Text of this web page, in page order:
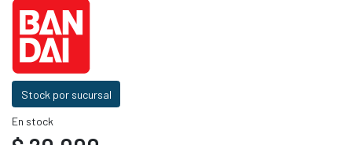
Stock por sucursal
En stock